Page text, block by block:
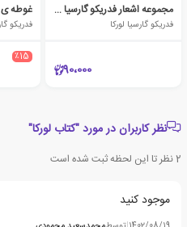
مجموعه اشعار فدریکو گارسیا لورکا
فدریکو گارسیا لورکا
90،000
فدریکو
٪15
نظر کاربران در مورد "کتاب لورکا"
2نظر تا این لحظه ثبت شده است
موجود کنید